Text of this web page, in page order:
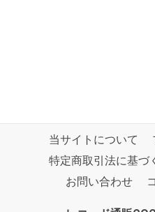
当サイトについて
特定商取引法に基づ
お問い合わせ